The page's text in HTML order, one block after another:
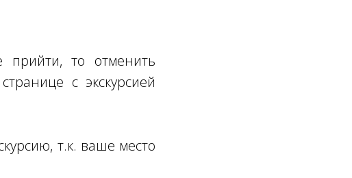
то отменить
с экскурсией
т.к. ваше место